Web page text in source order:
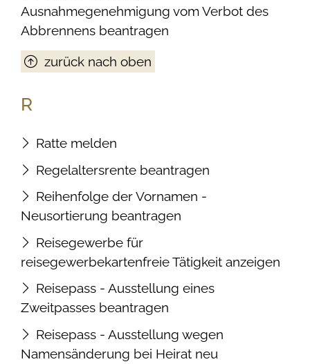
Ausnahmegenehmigung vom Verbot des
Abbrennens beantragen
zurück nach oben
R
Ratte melden
Regelaltersrente beantragen
Reihenfolge der Vornamen -
Neusortierung beantragen
Reisegewerbe für
reisegewerbekartenfreie Tätigkeit anzeigen
Reisepass - Ausstellung eines
Zweitpasses beantragen
Reisepass - Ausstellung wegen
Namensänderung bei Heirat neu